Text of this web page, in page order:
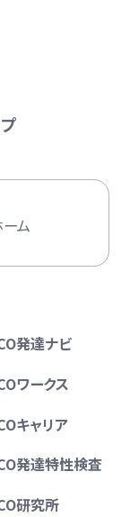
ム
発達ナビ
ワークス
キャリア
発達特性検査
研究所